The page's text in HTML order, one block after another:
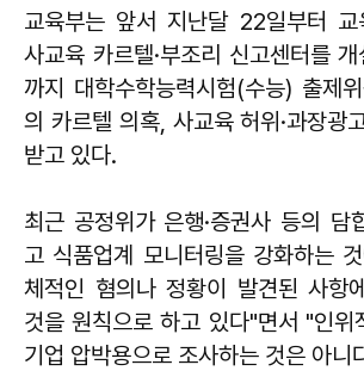
교육부는 앞서 지난달 22일부터 교
사교육 카르텔·부조리 신고센터를
까지 대학수학능력시험(수능) 출제
의 카르텔 의혹, 사교육 허위·과장광
받고 있다.
최근 공정위가 은행·증권사 등의 담
고 식품업계 모니터링을 강화하는
체적인 혐의나 정황이 발견된 사항
것을 원칙으로 하고 있다"면서 "인위
기업 압박용으로 조사하는 것은 아니